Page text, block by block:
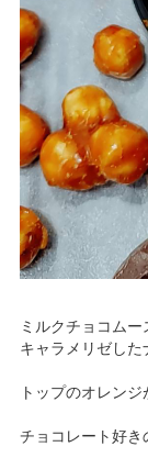
ミルクチョコムー
キャラメリゼした
トップのオレンジ
チョコレート好き